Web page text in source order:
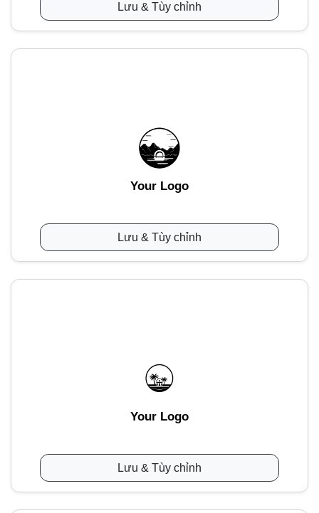
Lưu & Tùy chỉnh
Your Logo
Lưu & Tùy chỉnh
Your Logo
Lưu & Tùy chỉnh